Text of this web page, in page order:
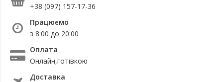
+38 (097) 157-17-36
Працюємо
з 8:00 до 20:00
Оплата
Онлайн,готівкою
Доставка